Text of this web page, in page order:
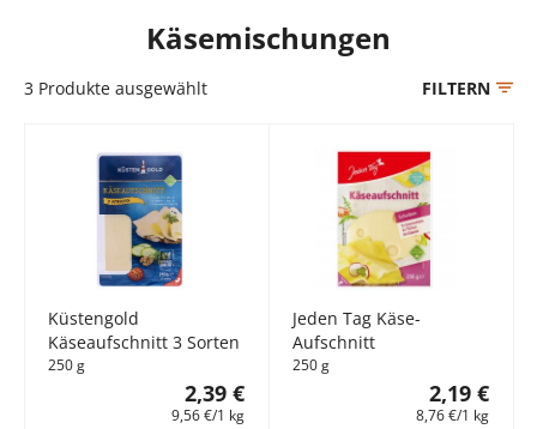
Käsemischungen
3 Produkte ausgewählt FILTERN
Küstengold
Käseaufschnitt 3 Sorten
250 g
2,39 €
9,56 €/1 kg
Jeden Tag Käse-
Aufschnitt
250 g
2,19 €
8,76 €/1 kg